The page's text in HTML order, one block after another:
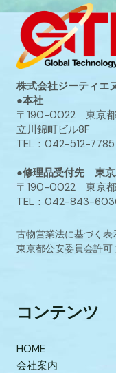
株式会社ジーティエ
●本社
〒190-0022 東京都
立川錦町ビル8F
TEL：042-512-
●修理品受付先 東
〒190-0022 東京都
TEL：042-843-
古物営業法に基づく表
東京都公安委員会許
コンテンツ
HOME
会社案内